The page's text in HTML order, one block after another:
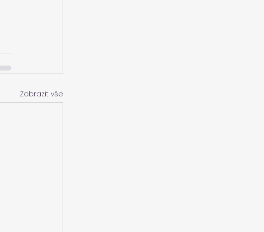
Zobrazit vše